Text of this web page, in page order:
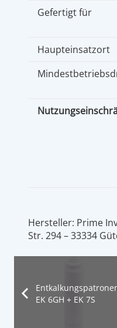
Gefertigt für
Haupteinsatzort
Hersteller: Prime
Str. 294 – 33334
EK 6GH + EK 7S